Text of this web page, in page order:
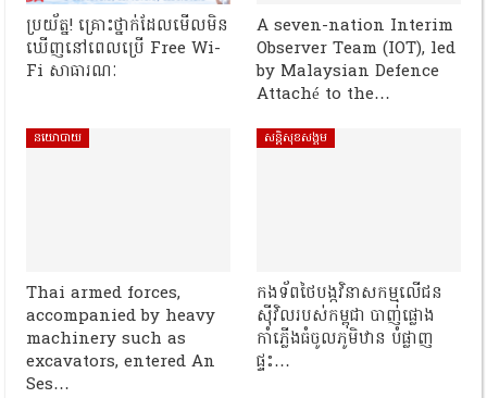
ប្រយ័ត្ន! គ្រោះថ្នាក់ដែលមើលមិន
ឃើញនៅពេលប្រើ Free Wi-
Fi សាធារណៈ
A seven-nation Interim
Observer Team (IOT), led
by Malaysian Defence
Attaché to the…
នយោបាយ
Thai armed forces,
accompanied by heavy
machinery such as
excavators, entered An
Ses…
សន្តិសុខសង្គម
កងទ័ពថៃបង្កវិនាសកម្មលើជន
ស៊ីវិលរបស់កម្ពុជា បាញ់ផ្លោង
កាំភ្លើងធំចូលភូមិឋាន បំផ្លាញ
ផ្ទះ…